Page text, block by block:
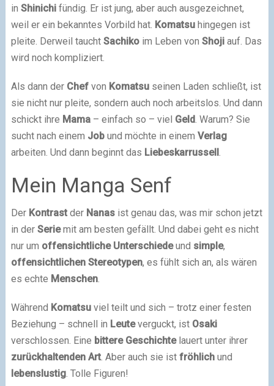
in Shinichifündig. Er ist jung, aber auch ausgezeichnet,
weil er ein bekanntes Vorbild hat. Komatsuhingegen ist
pleite. Derweil taucht Sachikoim Leben von Shojiauf. Das
wird noch kompliziert.
Als dann der Chefvon Komatsuseinen Laden schließt, ist
sie nicht nur pleite, sondern auch noch arbeitslos. Und dann
schickt ihre Mama– einfach so – viel Geld. Warum? Sie
sucht nach einem Jobund möchte in einem Verlag
arbeiten. Und dann beginnt das Liebeskarrussell.
Mein Manga Senf
Der Kontrastder Nanasist genau das, was mir schon jetzt
in der Seriemit am besten gefällt. Und dabei geht es nicht
nur um offensichtliche Unterschiedeund simple,
offensichtlichen Stereotypen, es fühlt sich an, als wären
es echte Menschen.
Während Komatsuviel teilt und sich – trotz einer festen
Beziehung – schnell in Leuteverguckt, ist Osaki
verschlossen. Eine bittere Geschichtelauert unter ihrer
zurückhaltenden Art. Aber auch sie ist fröhlichund
lebenslustig. Tolle Figuren!